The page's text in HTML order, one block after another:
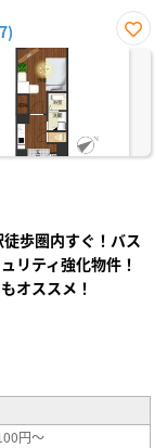
お気
歩圏内すぐ！バス
リティ強化物件！
オススメ！
円～